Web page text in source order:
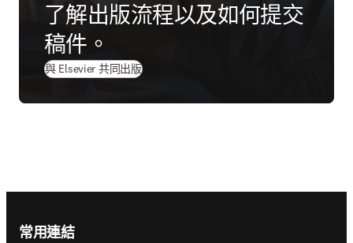
了解出版流程以及如何提交
稿件。
與 Elsevier 共同出版
常用連結